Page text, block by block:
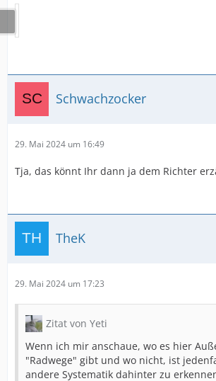
Schwachzocker
29. Mai 2024 um 16:49
Tja, das könnt Ihr dann ja dem Richter
TheK
29. Mai 2024 um 17:23
Zitat von Yeti
Wenn ich mir anschaue, wo es hier
"Radwege" gibt und wo nicht, ist
andere Systematik dahinter zu